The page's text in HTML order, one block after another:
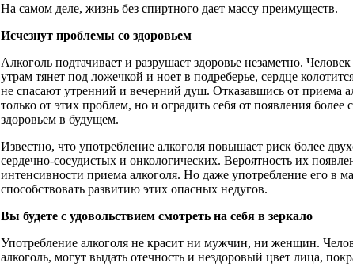
На самом деле, жизнь без спиртного дает массу преимуществ.
Исчезнут проблемы со здоровьем
Алкоголь подтачивает и разрушает здоровье незаметно.
утрам тянет под ложечкой и ноет в подреберье, сердце
не спасают утренний и вечерний душ. Отказавшись от приема
только от этих проблем, но и оградить себя от появления более
здоровьем в будущем.
Известно, что употребление алкоголя повышает риск более
сердечно-сосудистых и онкологических. Вероятность их
интенсивности приема алкоголя. Но даже употребление его в
способствовать развитию этих опасных недугов.
Вы будете с удовольствием смотреть на себя в зеркало
Употребление алкоголя не красит ни мужчин, ни женщин.
алкоголь, могут выдать отечность и нездоровый цвет лица,